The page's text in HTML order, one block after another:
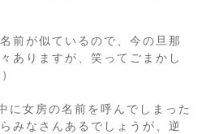
前が似ているので、今の旦那
ありますが、笑ってごまかし
に女房の名前を呼んでしまった
みなさんあるでしょうが、逆